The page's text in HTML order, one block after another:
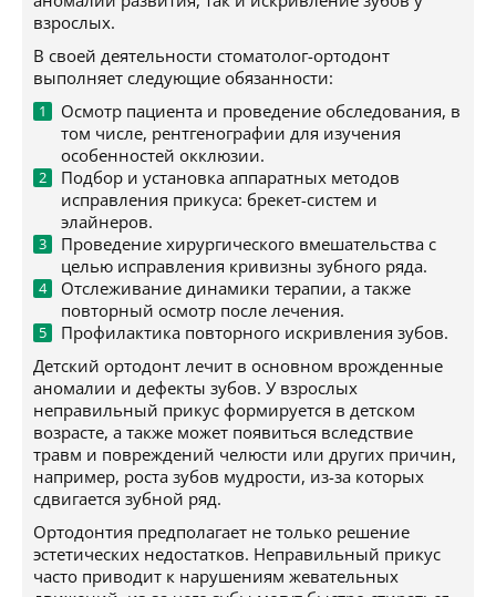
взрослых.
В своей деятельности стоматолог-ортодонт
выполняет следующие обязанности:
Осмотр пациента и проведение обследования, в
том числе, рентгенографии для изучения
особенностей окклюзии.
Подбор и установка аппаратных методов
исправления прикуса: брекет-систем и
элайнеров.
Проведение хирургического вмешательства с
целью исправления кривизны зубного ряда.
Отслеживание динамики терапии, а также
повторный осмотр после лечения.
Профилактика повторного искривления зубов.
Детский ортодонт лечит в основном врожденные
аномалии и дефекты зубов. У взрослых
неправильный прикус формируется в детском
возрасте, а также может появиться вследствие
травм и повреждений челюсти или других причин,
например, роста зубов мудрости, из-за которых
сдвигается зубной ряд.
Ортодонтия предполагает не только решение
эстетических недостатков. Неправильный прикус
часто приводит к нарушениям жевательных